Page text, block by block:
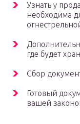
Узнать у
необходима
где будет
Сбор
Готовый
вашей